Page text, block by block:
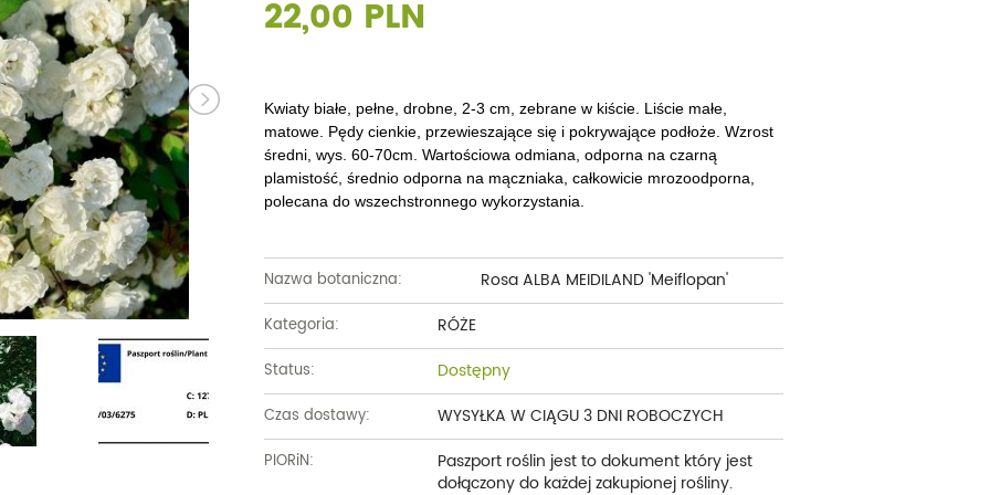
Truskawki i poziomki
Winogrona
Żurawiny
Pozostałe
Dęby
Glediczje
Głogi
Graby
Jabłonie ozdobne
Jarzębiny i jarząby
Kasztanowce
Wiązy
Wiśnie ozdobne
Złotokapy
Pozostałe
Derenie
Hibiskusy
Hortensje
Kaliny
Kalmie
Krzewuszki
Piwonie
Pnącza
Powojniki - Clematisy
Tawuły i tawułki
Wisterie
Żarnowce
Pozostałe
22,00 PLN
Kwiaty białe, pełne, drobne, 2-3 cm, zebrane w kiście. Liście małe,
matowe. Pędy cienkie, przewieszające się i pokrywające podłoże. Wzrost
średni, wys. 60-70cm. Wartościowa odmiana, odporna na czarną
plamistość, średnio odporna na mączniaka, całkowicie mrozoodporna,
polecana do wszechstronnego wykorzystania.
Nazwa botaniczna: Rosa ALBA MEIDILAND 'Meiflopan'
Kategoria: RÓŻE
Status: Dostępny
Czas dostawy: WYSYŁKA W CIĄGU 3 DNI ROBOCZYCH
PIORiN:
Paszport roślin jest to dokument który jest
dołączony do każdej zakupionej rośliny.